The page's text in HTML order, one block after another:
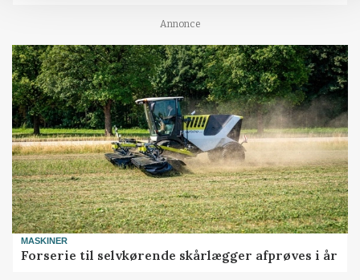
Annonce
MASKINER
Forserie til selvkørende skårlægger afprøves i år